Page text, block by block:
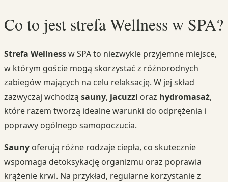
Co to jest strefa Wellness w SPA?
Strefa Wellnessw SPA to niezwykle przyjemne miejsce,
w którym goście mogą skorzystać z różnorodnych
zabiegów mających na celu relaksację. W jej skład
zazwyczaj wchodzą sauny, jacuzzi oraz hydromasaż,
które razem tworzą idealne warunki do odprężenia i
poprawy ogólnego samopoczucia.
Sauny oferują różne rodzaje ciepła, co skutecznie
wspomaga detoksykację organizmu oraz poprawia
krążenie krwi. Na przykład, regularne korzystanie z